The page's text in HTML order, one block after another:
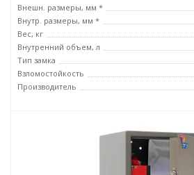
Внешн. размеры, мм *
Внутр. размеры, мм *
Вес, кг
Внутренний объем, л
Тип замка
Взломостойкость
Производитель